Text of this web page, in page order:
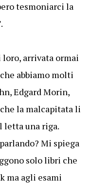
tesmoniarci la
loro, arrivata ormai
abbiamo molti
Edgard Morin,
la malcapitata li
letta una riga.
Mi spiega
solo libri che
ma agli esami